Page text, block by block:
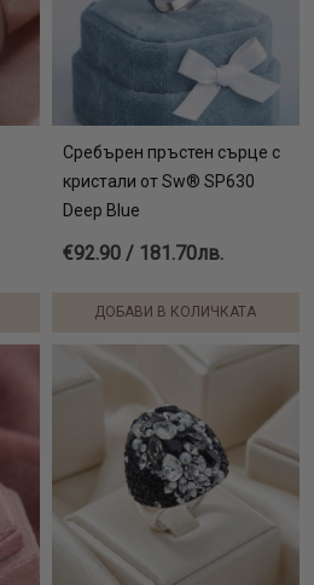
Сребърен пръстен сърце с
кристали от Sw® SP630
Deep Blue
€92.90 / 181.70лв.
ДОБАВИ В КОЛИЧКАТА